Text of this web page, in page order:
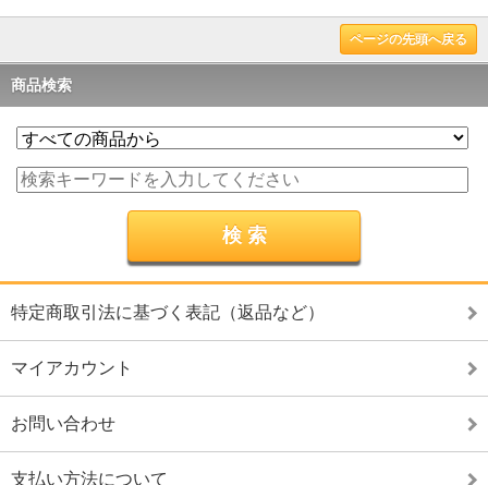
ページの先頭へ戻る
商品検索
特定商取引法に基づく表記（返品など）
マイアカウント
お問い合わせ
支払い方法について